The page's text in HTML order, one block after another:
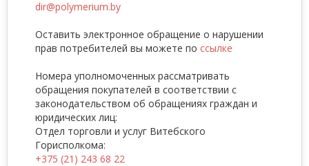
dir@polymerium.by
Оставить электронное обращение о нарушении
прав потребителей вы можете по ссылке
Номера уполномоченных рассматривать
обращения покупателей в соответствии с
законодательством об обращениях граждан и
юридических лиц:
Отдел торговли и услуг Витебского
Горисполкома:
+375 (21) 243 68 22